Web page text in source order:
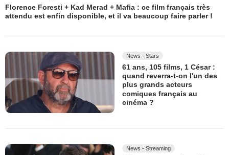
Florence Foresti + Kad Merad + Mafia : ce film français très
attendu est enfin disponible, et il va beaucoup faire parler !
News - Stars
61 ans, 105 films, 1 César :
quand reverra-t-on l'un des
plus grands acteurs
comiques français au
cinéma ?
News - Streaming